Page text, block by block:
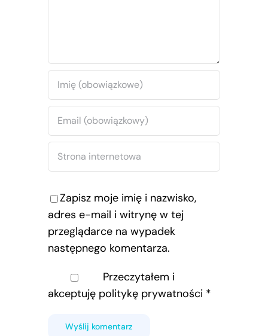
Zapisz moje imię i nazwisko,
adres e-mail i witrynę w tej
przeglądarce na wypadek
następnego komentarza.
Przeczytałem i
akceptuję politykę prywatności *